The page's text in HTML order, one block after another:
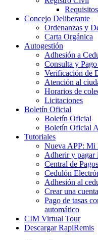
Concejo Deliberante
Ordenanzas y
Carta Orgánica
Autogestión
Adhesión a
Consulta y
Verificación de
Atención al
Horarios de
Licitaciones
Boletín Oficial
Boletín Oficial
Boletín Oficial
Tutoriales
Nueva APP: Mi
Adherir y pagar
Central de Pagos
Cedulón
Adhesión al
Crear una
Pago de tasas
automático
CIM Virtual Tour
Descargar RapiRemis